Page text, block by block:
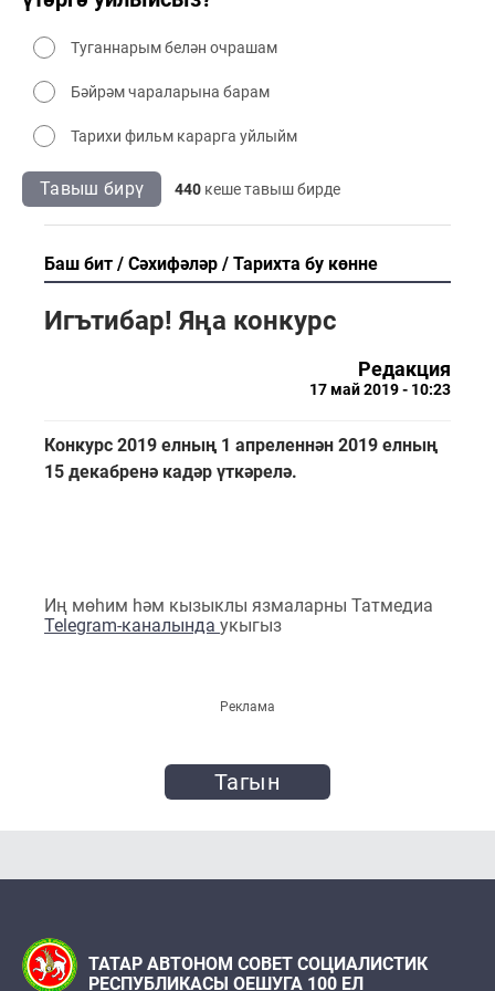
Туганнарым белән очрашам
Бәйрәм чараларына барам
Тарихи фильм карарга уйлыйм
Тавыш бирү 440 кеше тавыш бирде
Баш бит Сәхифәләр Тарихта бу көнне
Игътибар! Яңа конкурс
Редакция
17 май 2019 - 10:23
Конкурс 2019 елның 1 апреленнән 2019 елның
15 декабренә кадәр үткәрелә.
Иң мөһим һәм кызыклы язмаларны Татмедиа
Telegram-каналында укыгыз
Реклама
Тагын
ТАТАР АВТОНОМ СОВЕТ СОЦИАЛИСТИК
РЕСПУБЛИКАСЫ ОЕШУГА 100 ЕЛ